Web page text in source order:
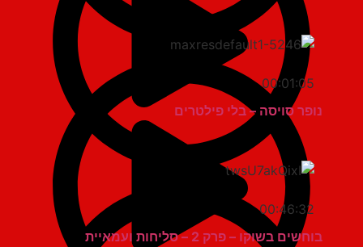
00:01:05
נופר סויסה – בלי פילטרים
00:46:32
בוחשים בשוקו – פרק 2 – סליחות ועמאיית